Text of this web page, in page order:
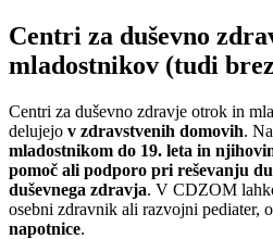
Centri za duševno
mladostnikov (tudi
Centri za duševno zdravje otrok in
delujejo v zdravstvenih domovih.
mladostnikom do 19. leta in
pomoč ali podporo pri reševanju
duševnega zdravja. V CDZOM
osebni zdravnik ali razvojni pediater,
napotnice.